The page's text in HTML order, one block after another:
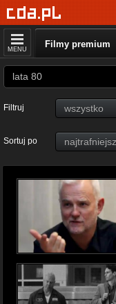
MENU Filmy premium
Filtruj
Sortuj po